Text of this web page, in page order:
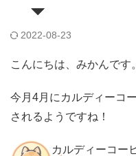
2022-08-23
こんにちは、みかんです。
今月4月にカルディーコ
されるようですね！
カルディーコー